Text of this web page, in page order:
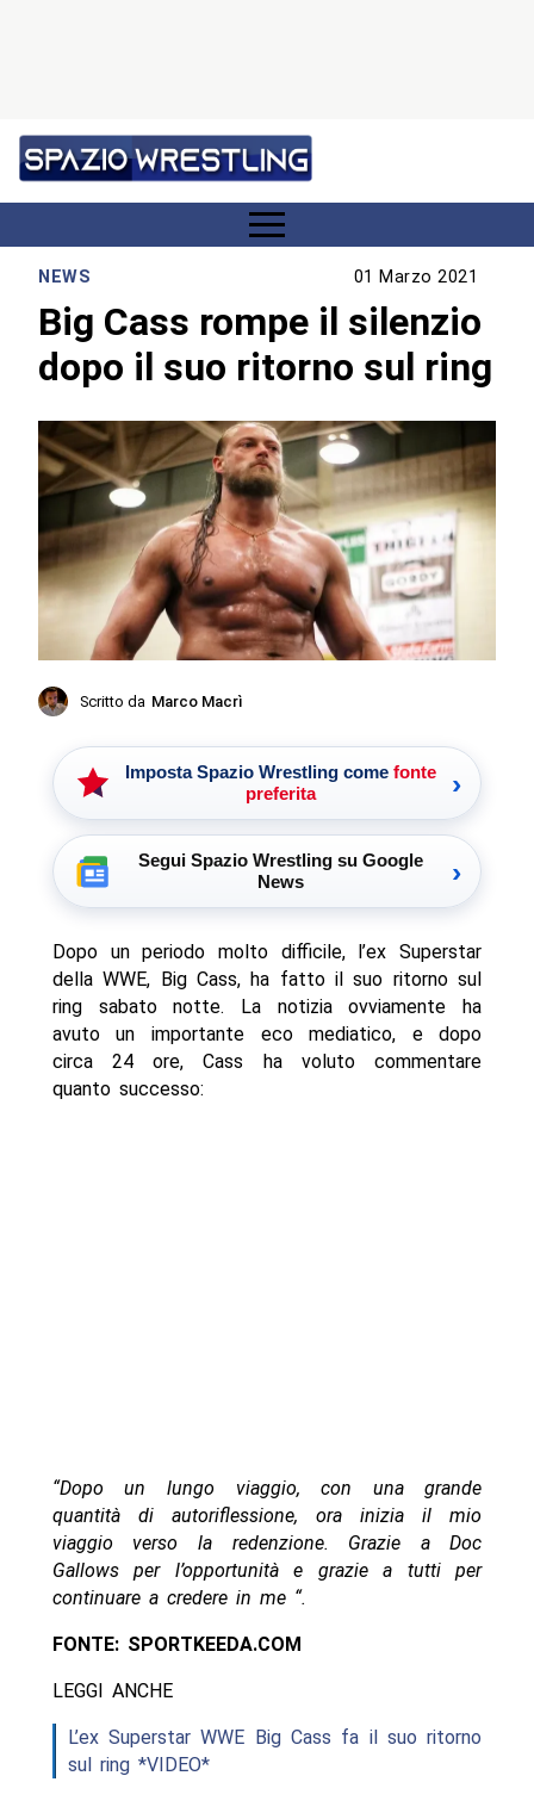
NEWS 01 Marzo 2021
Big Cass rompe il silenzio
dopo il suo ritorno sul ring
Scritto da Marco Macrì
Imposta Spazio Wrestling come fonte
preferita
›
Segui Spazio Wrestling su Google
News
›
Dopo un periodo molto difficile, l’ex Superstar
della WWE, Big Cass, ha fatto il suo ritorno sul
ring sabato notte. La notizia ovviamente ha
avuto un importante eco mediatico, e dopo
circa 24 ore, Cass ha voluto commentare
quanto successo:
“Dopo un lungo viaggio, con una grande
quantità di autoriflessione, ora inizia il mio
viaggio verso la redenzione. Grazie a Doc
Gallows per l’opportunità e grazie a tutti per
continuare a credere in me “.
FONTE: SPORTKEEDA.COM
LEGGI ANCHE
L’ex Superstar WWE Big Cass fa il suo ritorno
sul ring *VIDEO*